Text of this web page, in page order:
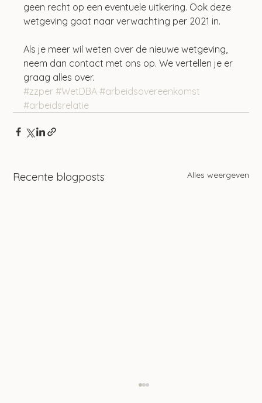
geen recht op een eventuele uitkering. Ook deze
wetgeving gaat naar verwachting per 2021 in.
Als je meer wil weten over de nieuwe wetgeving,
neem dan contact met ons op. We vertellen je er
graag alles over.
#zzper #WetDBA #arbeidsovereenkomst
#arbeidsrelatie
Recente blogposts Alles weergeven